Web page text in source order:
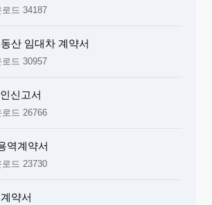
유출 ② 장난전화
고 ④ 명의 도용 ⑤ 기타( )
는 지금 가지고 있는 휴대폰에 기능을 추
고 싶은 기능은?
는 휴대폰으로 결제 공간과 결제 수단을
떠한가?
드 34187
산 임대차 계약서
드 30957
신고서
드 26766
역계약서
드 23730
약서